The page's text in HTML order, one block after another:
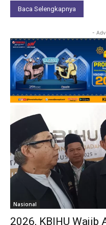
Baca Selengkapnya
-
Nasional
2026, KBIHU Wajib